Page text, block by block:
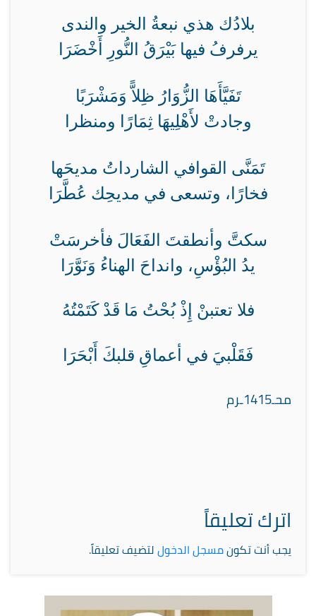
بلادُك هذي نبعةُ الخير والندى
يرفرفُ فيها بَيْرَقُ النُّورِ أَخْضَرَا
تَفَيَّأَهَا الزُّوَارُ ظِلاًّ وَمَشْرَبًا
وجادتْ لأَهْلِيهَا ثِمَارًا ومنظرا
تَمَنَّى القوافي الشارداتُ مديحَها
فخارًا، وتسعى في مديحِك عُطَّرَا
سكتَّ وأنطقتَ الفَعَالَ فأخرسَتْ
يدُ البُؤْسِ، وانداحَ الهناءُ وَنَوَّرَا
فلا تعتبنْ إِذْ بُحْتُ مَا قَدْ كَتَمْتُهُ
فَقَلْبيَ في أعماقِ قلبكَ أَبْحَرَا
محـ1415ـرم
اترك تعليقاً
يجب أنت تكونمسجل الدخوللتضيف تعليقاً.